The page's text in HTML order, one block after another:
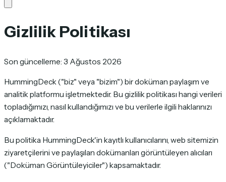
Gizlilik Politikası
Son güncelleme: 3 Ağustos 2026
HummingDeck ("biz" veya "bizim") bir doküman paylaşım ve
analitik platformu işletmektedir. Bu gizlilik politikası hangi verileri
topladığımızı, nasıl kullandığımızı ve bu verilerle ilgili haklarınızı
açıklamaktadır.
Bu politika HummingDeck'in kayıtlı kullanıcılarını, web sitemizin
ziyaretçilerini ve paylaşılan dokümanları görüntüleyen alıcıları
("Doküman Görüntüleyiciler") kapsamaktadır.